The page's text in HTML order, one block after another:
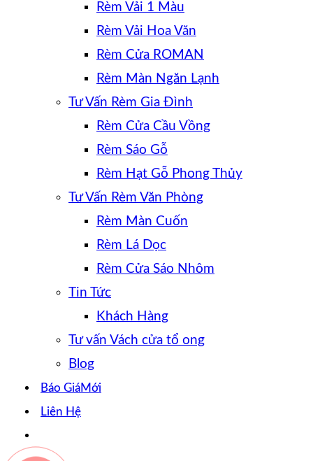
Rèm Vải 1 Màu
Rèm Vải Hoa Văn
Rèm Cửa ROMAN
Rèm Màn Ngăn Lạnh
Tư Vấn Rèm Gia Đình
Rèm Cửa Cầu Vồng
Rèm Sáo Gỗ
Rèm Hạt Gỗ Phong Thủy
Tư Vấn Rèm Văn Phòng
Rèm Màn Cuốn
Rèm Lá Dọc
Rèm Cửa Sáo Nhôm
Tin Tức
Khách Hàng
Tư vấn Vách cửa tổ ong
Blog
Báo Giá
Liên Hệ